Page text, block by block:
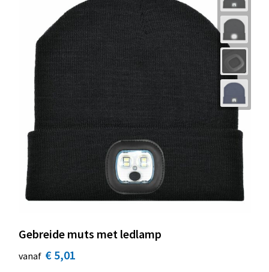
Gebreide muts met ledlamp
vanaf € 5,01